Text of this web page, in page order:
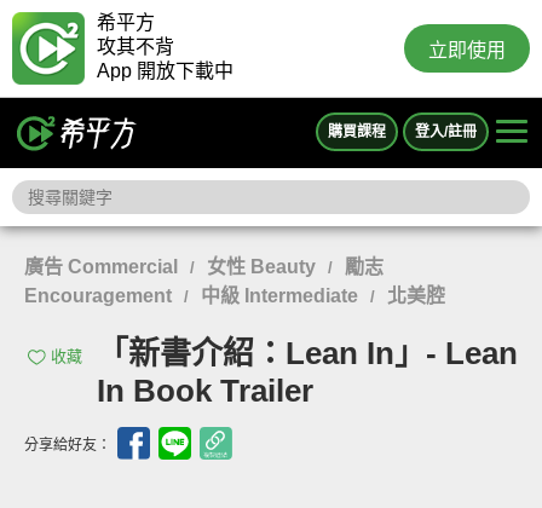
希平方
攻其不背
App 開放下載中
立即使用
購買課程 登入/註冊
廣告 Commercial / 女性 Beauty /
勵志
Encouragement
/ 中級 Intermediate / 北美腔
收藏
「新書介紹：Lean In」- Lean
In Book Trailer
分享給好友：